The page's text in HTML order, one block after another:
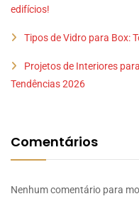
edifícios!
Tipos de Vidro para Box:
Projetos de Interiores
Tendências 2026
Comentários
Nenhum comentário para